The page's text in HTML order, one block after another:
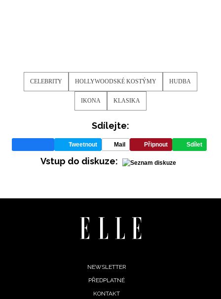
CELEBRITY HOLLYWOODSKÉ KOSTÝMY HUDBA
IKONA KLASIKA
Sdílejte:
Tweetnout Mail Připnout Sdílet
Vstup do diskuze:
NEWSLETTER
PŘEDPLATNÉ
KONTAKT